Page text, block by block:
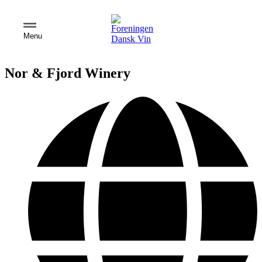
Menu
Nor & Fjord Winery